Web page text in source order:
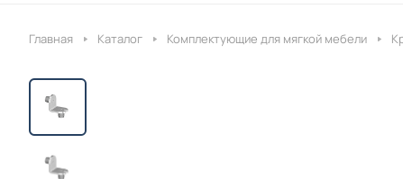
Главная Каталог Комплектующие для мягкой мебели